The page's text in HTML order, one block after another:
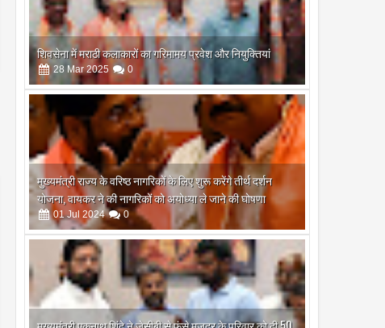
मुंबई में 2026 हिमालयन रिम फिल्म
Jul
श्रीकांत को राष्ट्रीय पुरस्कार मिलने
18
Jul
2026
शिवसेना में मराठी कलाकारों का गरिमामय प्रवेश और नियुक्तियां
28 Mar 2025 0
मुख्यमंत्री राज्य के वरिष्ठ नागरिकों के लिए शुरू करेंगे तीर्थ दर्शन
योजना, वायकर ने की नागरिकों को अयोध्या ले जाने की घोषणा
01 Jul 2024 0